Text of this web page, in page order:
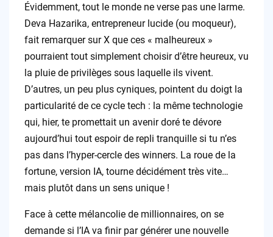
Évidemment, tout le monde ne verse pas une larme.
Deva Hazarika, entrepreneur lucide (ou moqueur),
fait remarquer sur X que ces « malheureux »
pourraient tout simplement choisir d’être heureux, vu
la pluie de privilèges sous laquelle ils vivent.
D’autres, un peu plus cyniques, pointent du doigt la
particularité de ce cycle tech : la même technologie
qui, hier, te promettait un avenir doré te dévore
aujourd’hui tout espoir de repli tranquille si tu n’es
pas dans l’hyper-cercle des winners. La roue de la
fortune, version IA, tourne décidément très vite…
mais plutôt dans un sens unique !
Face à cette mélancolie de millionnaires, on se
demande si l’IA va finir par générer une nouvelle